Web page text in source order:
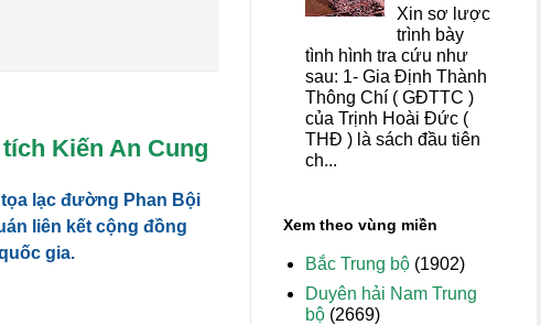
Kiến An Cung
lạc đường Phan Bội
liên kết cộng đồng
gia.
Xin sơ lược
trình bày
tình hình tra cứu như
sau: 1- Gia Định Thành
Thông Chí ( GĐTTC )
của Trịnh Hoài Đức (
THĐ ) là sách đầu tiên
ch...
Xem theo vùng miền
Bắc Trung bộ (1902)
Duyên hải Nam Trung
bộ (2669)